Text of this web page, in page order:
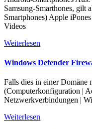
Samsung-Smarthones, gilt
Smartphones) Apple
Videos
Weiterlesen
Windows Defender
Falls dies in einer Domäne
(Computerkonfiguration |
Netzwerkverbindungen |
Weiterlesen